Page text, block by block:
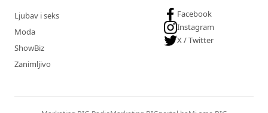
Ljubav i seks
Moda
ShowBiz
Zanimljivo
Facebook
Instagram
X / Twitter